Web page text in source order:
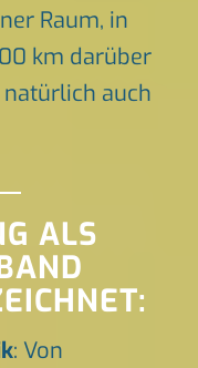
Raum, in
km darüber
auch
ALS
: Von